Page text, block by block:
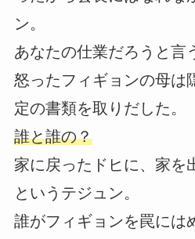
ン。
あなたの仕業だろうと言
怒ったフィギョンの母は
定の書類を取りだした。
誰と誰の？
家に戻ったドヒに、家を
というテジュン。
誰がフィギョンを罠には